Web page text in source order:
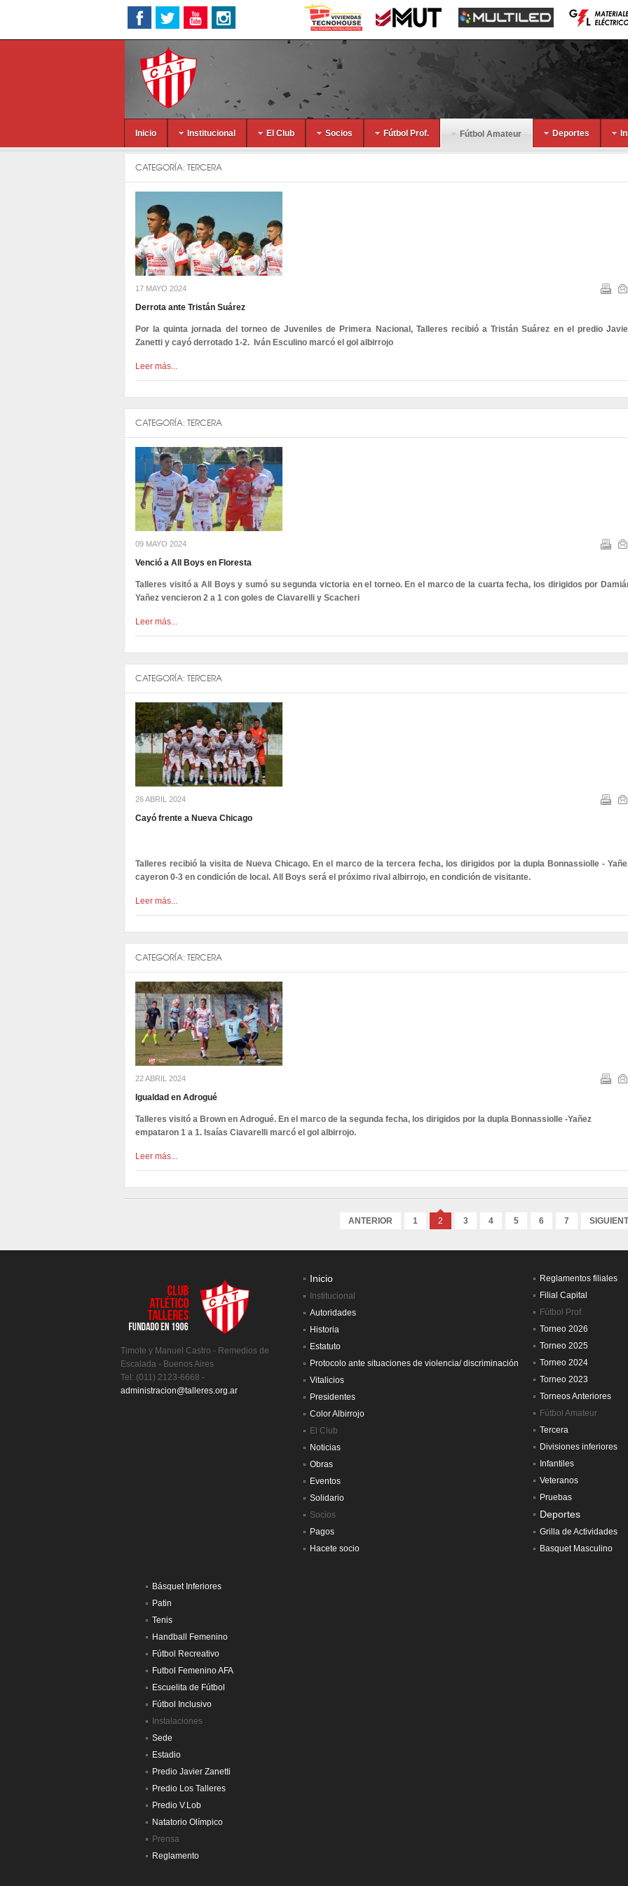
Inicio Institucional El Club Socios Fútbol Prof. Fútbol Amateur Deportes
CATEGORÍA: TERCERA
17 MAYO 2024
Derrota ante Tristán Suárez
Por la quinta jornada del torneo de Juveniles de Primera Nacional, Talleres recibió a Tristán Suárez en el predio
Zanetti y cayó derrotado 1-2. Iván Esculino marcó el gol albirrojo
Leer más...
CATEGORÍA: TERCERA
09 MAYO 2024
Venció a All Boys en Floresta
Talleres visitó a All Boys y sumó su segunda victoria en el torneo. En el marco de la cuarta fecha, los dirigidos por
Yañez vencieron 2 a 1 con goles de Ciavarelli y Scacheri
Leer más...
CATEGORÍA: TERCERA
26 ABRIL 2024
Cayó frente a Nueva Chicago
Talleres recibió la visita de Nueva Chicago. En el marco de la tercera fecha, los dirigidos por la dupla Bonnassiolle -
cayeron 0-3 en condición de local. All Boys será el próximo rival albirrojo, en condición de visitante.
Leer más...
CATEGORÍA: TERCERA
22 ABRIL 2024
Igualdad en Adrogué
Talleres visitó a Brown en Adrogué. En el marco de la segunda fecha, los dirigidos por la dupla Bonnassiolle -Yañez
empataron 1 a 1. Isaías Ciavarelli marcó el gol albirrojo.
Leer más...
ANTERIOR 1 2 3 4 5 6 7
Timote y Manuel Castro - Remedios de
Escalada - Buenos Aires
Tel: (011) 2123-6668 -
administracion@talleres.org.ar
Inicio
Institucional
Autoridades
Historia
Estatuto
Protocolo ante situaciones de violencia/ discriminación
Vitalicios
Presidentes
Color Albirrojo
El Club
Noticias
Obras
Eventos
Solidario
Socios
Pagos
Hacete socio
Reglamentos filiales
Filial Capital
Fútbol Prof.
Torneo 2026
Torneo 2025
Torneo 2024
Torneo 2023
Torneos Anteriores
Fútbol Amateur
Tercera
Divisiones inferiores
Infantiles
Veteranos
Pruebas
Deportes
Grilla de Actividades
Basquet Masculino
Básquet Inferiores
Patin
Tenis
Handball Femenino
Fútbol Recreativo
Futbol Femenino AFA
Escuelita de Fútbol
Fútbol Inclusivo
Instalaciones
Sede
Estadio
Predio Javier Zanetti
Predio Los Talleres
Predio V.Lob
Natatorio Olímpico
Prensa
Reglamento